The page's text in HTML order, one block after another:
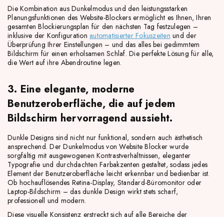
Die Kombination aus Dunkelmodus und den leistungsstarken
Planungsfunktionen des Website-Blockers ermöglicht es Ihnen, Ihren
gesamten Blockierungsplan für den nächsten Tag festzulegen –
inklusive der Konfiguration automatisierter Fokuszeiten und der
Überprüfung Ihrer Einstellungen – und das alles bei gedimmtem
Bildschirm für einen erholsamen Schlaf. Die perfekte Lösung für alle,
die Wert auf ihre Abendroutine legen.
3. Eine elegante, moderne
Benutzeroberfläche, die auf jedem
Bildschirm hervorragend aussieht.
Dunkle Designs sind nicht nur funktional, sondern auch ästhetisch
ansprechend. Der Dunkelmodus von Website Blocker wurde
sorgfältig mit ausgewogenen Kontrastverhältnissen, eleganter
Typografie und durchdachten Farbakzenten gestaltet, sodass jedes
Element der Benutzeroberfläche leicht erkennbar und bedienbar ist.
Ob hochauflösendes Retina-Display, Standard-Büromonitor oder
Laptop-Bildschirm – das dunkle Design wirkt stets scharf,
professionell und modern.
Diese visuelle Konsistenz erstreckt sich auf alle Bereiche der